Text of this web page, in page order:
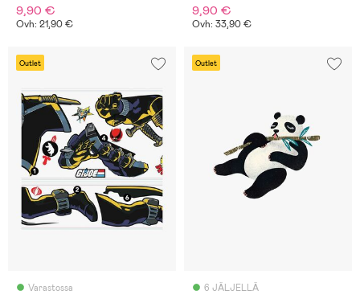
9,90 €
Ovh: 21,90 €
9,90 €
Ovh: 33,90 €
Outlet
Varastossa
Outlet
6 JÄLJELLÄ